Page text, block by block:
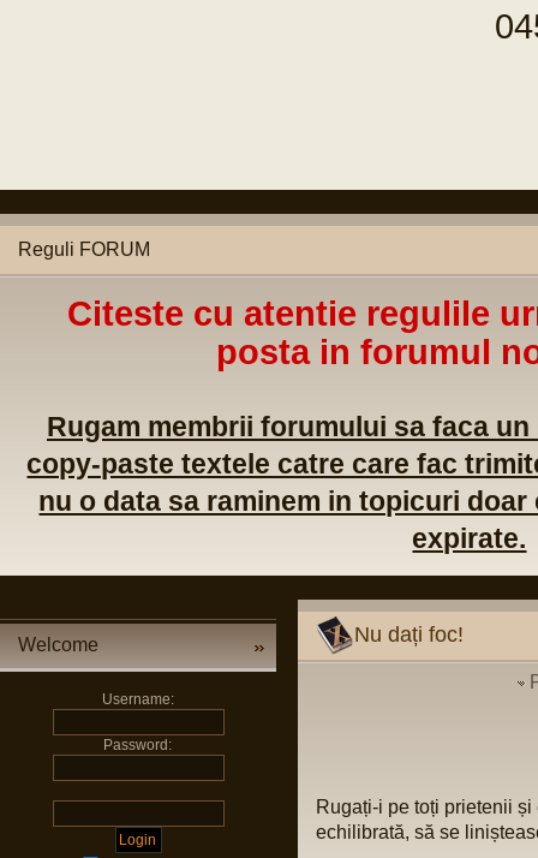
Reguli FORUM
Citeste cu atentie regulile
posta in forumul
Rugam membrii forumului sa faca
copy-paste textele catre care fac
nu o data sa raminem in topicuri
expirate.
Welcome
Username:
Password:
Nu dați foc!
Rugați-i pe toți prietenii
echilibrată, să se